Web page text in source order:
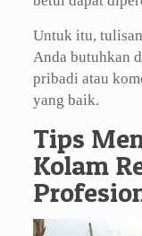
Untuk itu,
Anda butuhkan
pribadi atau
yang baik.
Tips
Kolam